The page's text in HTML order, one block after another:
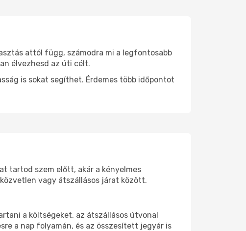
attól függ, számodra mi a legfontosabb
élvezhesd az úti célt.
is sokat segíthet. Érdemes több időpontot
tartod szem előtt, akár a kényelmes
vagy átszállásos járat között.
a költségeket, az átszállásos útvonal
a nap folyamán, és az összesített jegyár is